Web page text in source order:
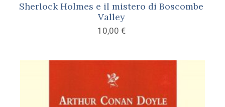
Sherlock Holmes e il mistero di Boscombe
Valley
10,00 €